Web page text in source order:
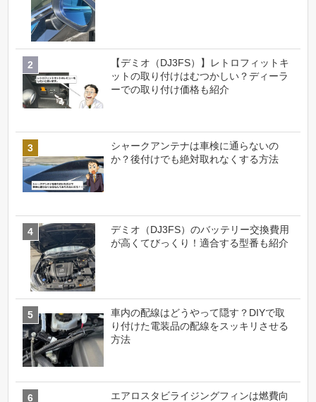
【デミオ（DJ3FS）】レトロフィットキ
ットの取り付けはむつかしい？ディーラ
ーでの取り付け価格も紹介
シャークアンテナは車検に通らないの
か？後付けでも絶対取れなくする方法
デミオ（DJ3FS）のバッテリー交換費用
が高くてびっくり！適合する型番も紹介
車内の配線はどうやって隠す？DIYで取
り付けた電装品の配線をスッキリさせる
方法
エアロスタビライジングフィンは燃費向